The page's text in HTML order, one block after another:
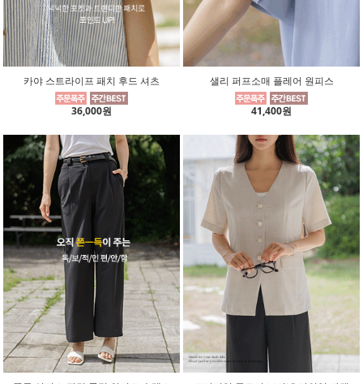
카야 스트라이프 패치 후드 셔츠
36,000원
샐리 퍼프소매 플레어 원피스
41,400원